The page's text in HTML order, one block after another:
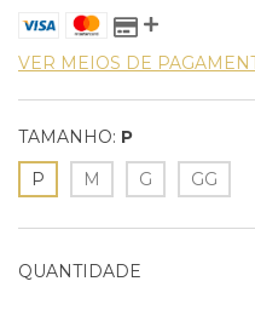
VER MEIOS DE
TAMANHO: P
P
M G GG
QUANTIDADE